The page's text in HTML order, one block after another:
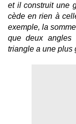
et il construit une
cède en rien à
exemple, la
que deux angles
triangle a une plus